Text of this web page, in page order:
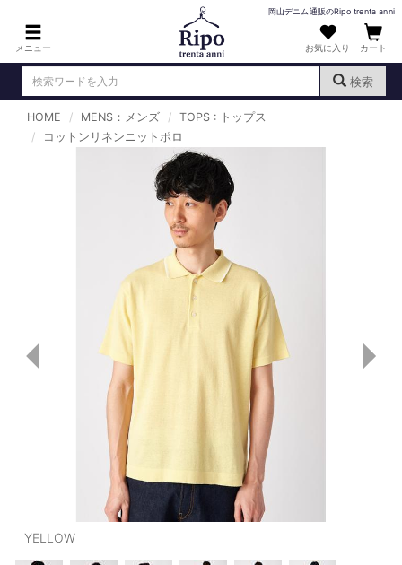
メニュー
岡山デニム通販のRipo trenta anni
お気に入り カート
検索
ログイン （新規会員登録）
TOPS : トップス
T-SHIRT : Tシャツ
KNIT : ニット
SHIRT : シャツ
OUTERS : アウター
LADIES : レディース
DENIM : デニム
PANTS/SKIRT : パンツ・スカート
TOPS : トップス
HOME MENS：メンズ
TOPS : トップス
コットンリネンニットポロ
YELLOW